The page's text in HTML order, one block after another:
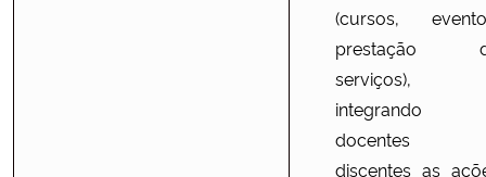
(cursos,
prestação
serviços),
integrando
docentes
discentes as